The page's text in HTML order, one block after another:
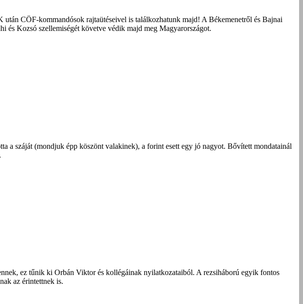
CÖF-kommandósok rajtaütéseivel is találkozhatunk majd! A Békemenetről és Bajnai
és Kozsó szellemiségét követve védik majd meg Magyarországot.
a száját (mondjuk épp köszönt valakinek), a forint esett egy jó nagyot. Bővített mondatainál
ez tűnik ki Orbán Viktor és kollégáinak nyilatkozataiból. A rezsiháború egyik fontos
az érintettnek is.